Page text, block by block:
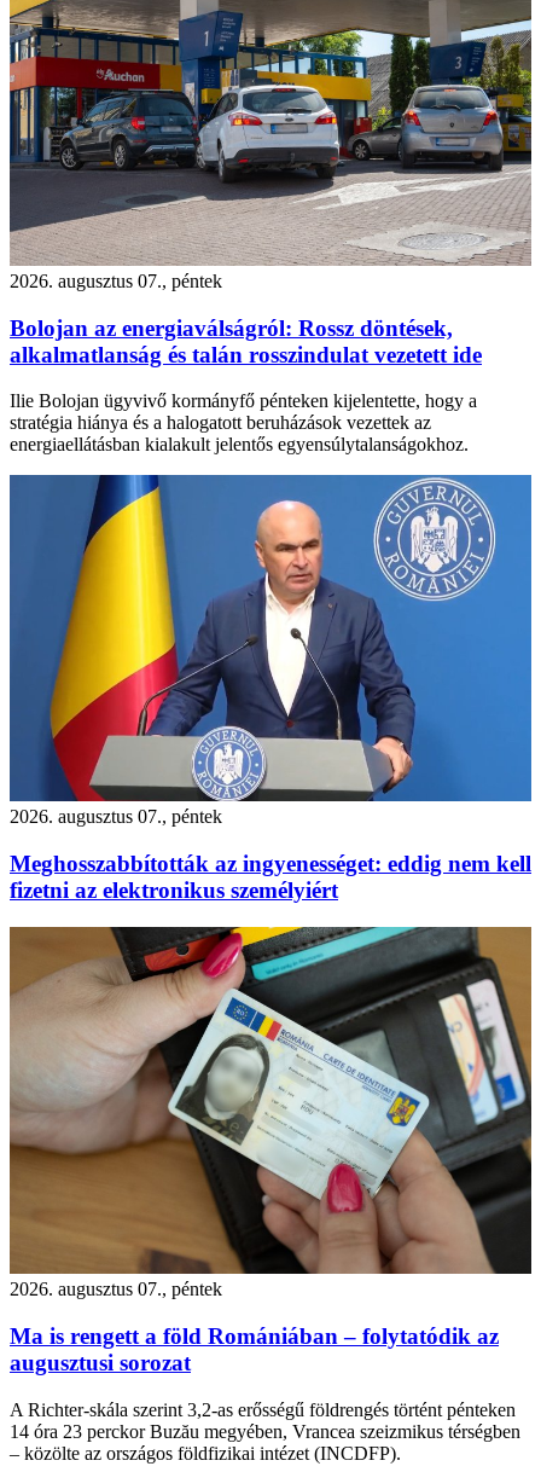
2026. augusztus 07., péntek
Bolojan az energiaválságról: Rossz döntések,
alkalmatlanság és talán rosszindulat vezetett ide
Ilie Bolojan ügyvivő kormányfő pénteken kijelentette, hogy a
stratégia hiánya és a halogatott beruházások vezettek az
energiaellátásban kialakult jelentős egyensúlytalanságokhoz.
2026. augusztus 07., péntek
Meghosszabbították az ingyenességet: eddig nem kell
fizetni az elektronikus személyiért
2026. augusztus 07., péntek
Ma is rengett a föld Romániában – folytatódik az
augusztusi sorozat
A Richter-skála szerint 3,2-as erősségű földrengés történt pénteken
14 óra 23 perckor Buzău megyében, Vrancea szeizmikus térségben
– közölte az országos földfizikai intézet (INCDFP).